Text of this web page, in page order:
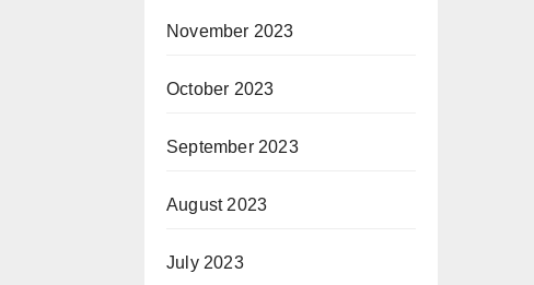
November 2023
October 2023
September 2023
August 2023
July 2023